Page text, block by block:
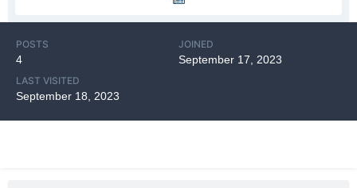
POSTS
4
JOINED
September 17, 2023
LAST VISITED
September 18, 2023